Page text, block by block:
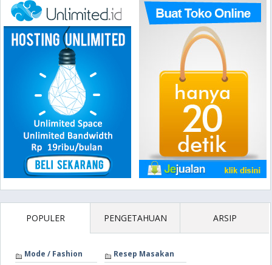
POPULER PENGETAHUAN ARSIP
Mode / Fashion
Resep Masakan